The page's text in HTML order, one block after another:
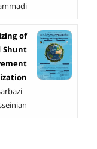
of
Shunt
-